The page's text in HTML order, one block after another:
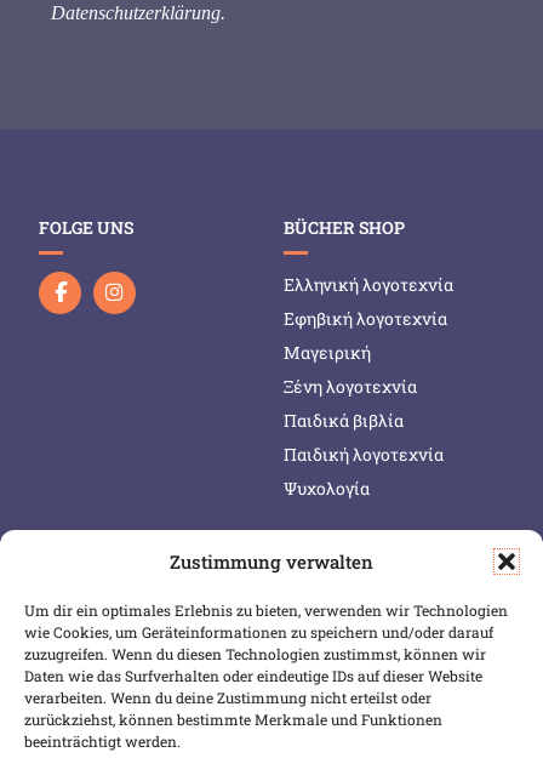
Zustimmung verwalten
Um dir ein optimales Erlebnis zu bieten, verwenden wir Technologien
wie Cookies, um Geräteinformationen zu speichern und/oder darauf
zuzugreifen. Wenn du diesen Technologien zustimmst, können wir
Daten wie das Surfverhalten oder eindeutige IDs auf dieser Website
verarbeiten. Wenn du deine Zustimmung nicht erteilst oder
zurückziehst, können bestimmte Merkmale und Funktionen
beeinträchtigt werden.
Datenschutzerklärung.
FOLGE UNS BÜCHER SHOP
Ελληνική λογοτεχνία
Εφηβική λογοτεχνία
Μαγειρική
Ξένη λογοτεχνία
Παιδικά βιβλία
Παιδική λογοτεχνία
Ψυχολογία
SERVICE & INFOS
Warenkorb
Wunschliste
Mein Konto
Versand & Lieferung
SICHER BEZAHLEN